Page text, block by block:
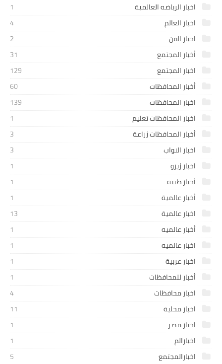
اخبار الرياضه العالمية
1
اخبار العالم
4
اخبار الفن
2
أخبار المجتمع
31
اخبار المجتمع
129
أخبار المحافظات
60
اخبار المحافظات
139
اخبار المحافظات تعليم
1
أخبار المحافظات زراعة
3
اخبار النواب
3
اخبار زيزو
1
أخبار طبية
1
أخبار عالمية
1
اخبار عالمية
13
أخبار عالميه
1
اخبار عالميه
1
اخبار عربية
1
أخبار للمحافظات
1
اخبار محافظات
4
اخبار محلية
11
اخبار مصر
1
اخبارالم
1
اخبارالمجتمع
5